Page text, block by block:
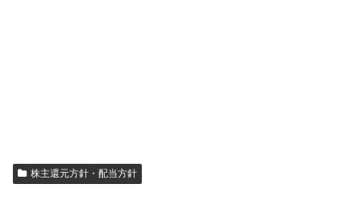
株主還元方針・配当方針